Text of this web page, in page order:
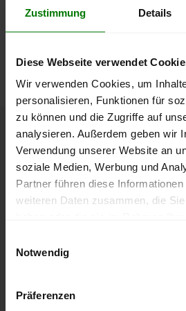
Zustimmung Details
Diese Webseite verwendet
Wir verwenden Cookies, um
personalisieren, Funktionen für
zu können und die Zugriffe auf
analysieren. Außerdem geben wir
Verwendung unserer Website an
soziale Medien, Werbung und
Partner führen diese
weiteren Daten zusammen, die
Notwendig
Präferenzen
lose Ware
Die aktuelle Preisentwicklung für
Höchst- und
Pelletspreise in
Neusiedler
Datum zeigt, wann der